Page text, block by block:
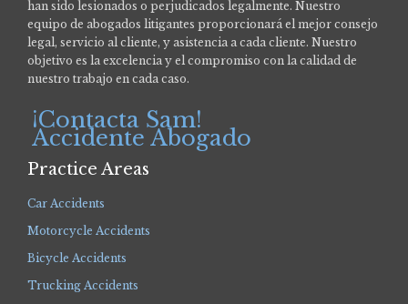
han sido lesionados o perjudicados legalmente. Nuestro
equipo de abogados litigantes proporcionará el mejor consejo
legal, servicio al cliente, y asistencia a cada cliente. Nuestro
objetivo es la excelencia y el compromiso con la calidad de
nuestro trabajo en cada caso.
¡Contacta Sam!
Accidente Abogado
Practice Areas
Car Accidents
Motorcycle Accidents
Bicycle Accidents
Trucking Accidents